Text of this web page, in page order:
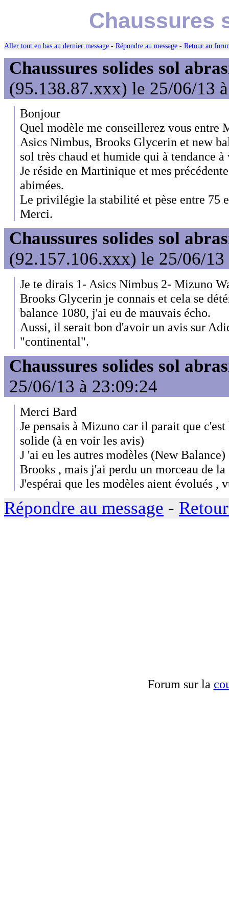
Chaussures
Aller tout en bas au dernier message - Répondre au message - Retour au
Chaussures solides sol
(95.138.87.xxx) le 25/06/13
Bonjour
Quel modèle me conseillerez vous entre
Asics Nimbus, Brooks Glycerin et new
sol très chaud et humide qui à tendance
Je réside en Martinique et mes
abimées.
Le privilégie la stabilité et pèse entre 75
Merci.
Chaussures solides sol
(92.157.106.xxx) le 25/06/13
Je te dirais 1- Asics Nimbus 2- Mizuno
Brooks Glycerin je connais et cela se
balance 1080, j'ai eu de mauvais écho.
Aussi, il serait bon d'avoir un avis sur
"continental".
Chaussures solides sol
25/06/13 à 23:09:24
Merci Bard
Je pensais à Mizuno car il parait que
solide (à en voir les avis)
J 'ai eu les autres modèles (New
Brooks , mais j'ai perdu un morceau de la
J'espérai que les modèles aient évolués ,
Répondre au message -
Forum sur la